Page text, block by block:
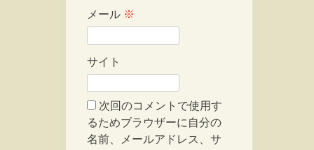
メール ※
サイト
次回のコメントで使用す
るためブラウザーに自分の
名前、メールアドレス、サ